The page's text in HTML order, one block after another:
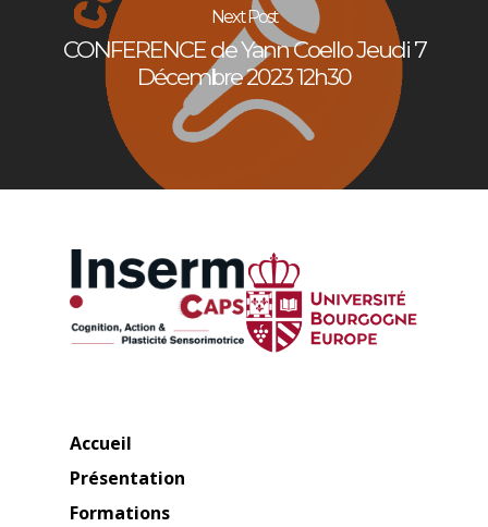
Next Post
CONFERENCE de Yann Coello Jeudi 7
Décembre 2023 12h30
Accueil
Présentation
Formations